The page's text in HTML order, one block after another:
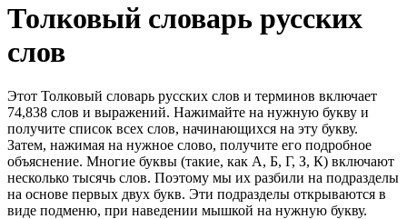
Толковый словарь русских
слов
Этот Толковый словарь русских слов и терминов включает
74,838 слов и выражений. Нажимайте на нужную букву и
получите список всех слов, начинающихся на эту букву.
Затем, нажимая на нужное слово, получите его подробное
объяснение. Многие буквы (такие, как А, Б, Г, З, К) включают
несколько тысячь слов. Поэтому мы их разбили на подразделы
на основе первых двух букв. Эти подразделы открываются в
виде подменю, при наведении мышкой на нужную букву.